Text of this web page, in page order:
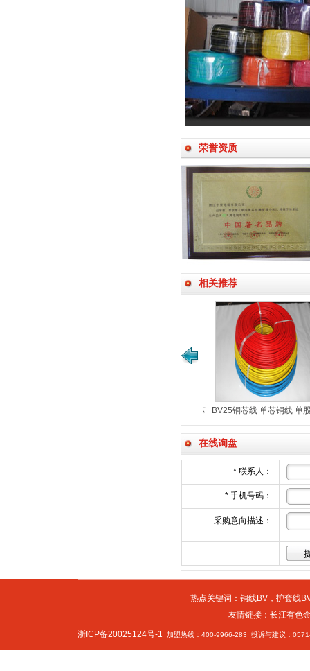
荣誉资质
相关推荐
超六类网线（CAT-6E)室内外
永通中策ZR-RVS2×2.5平
燃双绞线花线
ZR-RVS2×2.5平方
在线询盘
* 联系人：
* 手机号码：
采购意向描述：
热点关键词： 铜线BV， 护套线
友情链接： 长江有色
浙ICP备20025124号-1 加盟热线：400-9966-283 投诉与建议：